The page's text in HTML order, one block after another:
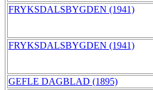
FRYKSDALSBYGDEN (1941)
FRYKSDALSBYGDEN (1941)
GEFLE DAGBLAD (1895)